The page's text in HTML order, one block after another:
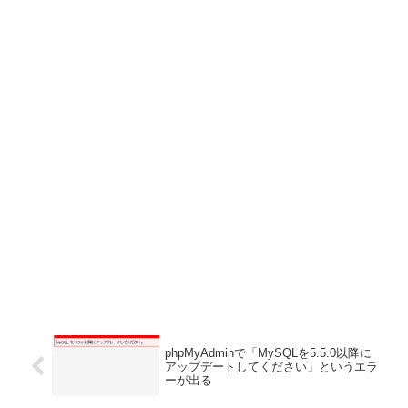
phpMyAdminで「MySQLを5.5.0以降に
アップデートしてください」というエラ
ーが出る